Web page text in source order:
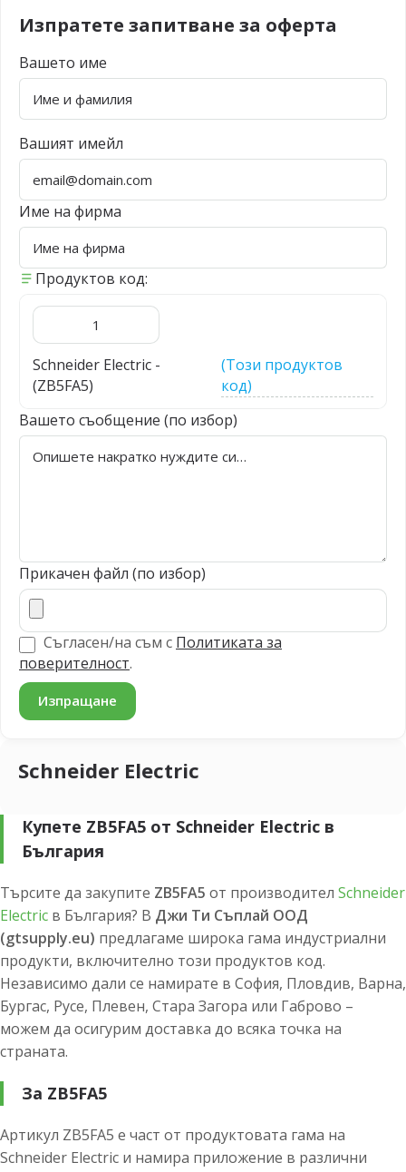
Изпратете запитване за оферта
Вашето име
Вашият имейл
Име на фирма
Продуктов код:
Schneider Electric -
(ZB5FA5)
(Този продуктов
код)
Вашето съобщение (по избор)
Прикачен файл (по избор)
Съгласен/на съм с Политиката за
поверителност.
Schneider Electric
Купете ZB5FA5 от Schneider Electric в
България
Търсите да закупите ZB5FA5 от производител Schneider
Electric в България? В Джи Ти Съплай ООД
(gtsupply.eu) предлагаме широка гама индустриални
продукти, включително този продуктов код.
Независимо дали се намирате в София, Пловдив, Варна,
Бургас, Русе, Плевен, Стара Загора или Габрово –
можем да осигурим доставка до всяка точка на
страната.
За ZB5FA5
Артикул ZB5FA5 е част от продуктовата гама на
Schneider Electric и намира приложение в различни